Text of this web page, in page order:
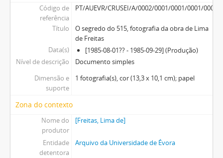
Código de
referência
PT/AUEVR/CRUSEI/A/0002/0001/0001/0001/0003
Título
O segredo do 515, fotografia da obra de Lima
de Freitas
Data(s)
[1985-08-01?? - 1985-09-29] (Produção)
Nível de descrição
Documento simples
Dimensão e
suporte
1 fotografia(s), cor (13,3 x 10,1 cm); papel
Zona do contexto
Nome do
produtor
[Freitas, Lima de]
Entidade
detentora
Arquivo da Universidade de Évora